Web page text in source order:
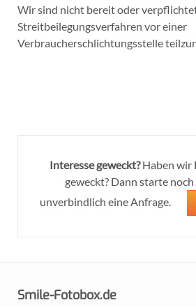
Wir sind nicht bereit oder
Streitbeilegungsverfahren vor einer
Verbraucherschlichtungsstelle
Interesse geweckt?Haben wir
geweckt? Dann starte
unverbindlich eine Anfrage.
Smile-Fotobox.de